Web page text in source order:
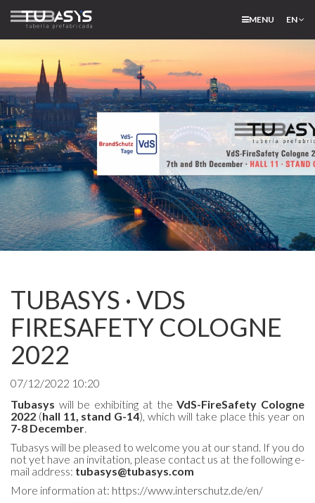
MENU EN
TUBASYS · VDS
FIRESAFETY COLOGNE
2022
07/12/2022 10:20
Tubasys will be exhibiting at theVdS-FireSafety Cologne
2022 (hall 11, stand G-14), which will take place this year on
7-8 December.
Tubasys will be pleased to welcome you at our stand. If you do
not yet have an invitation, please contact us at the following e-
mail address: tubasys@tubasys.com
More information at: https://www.interschutz.de/en/